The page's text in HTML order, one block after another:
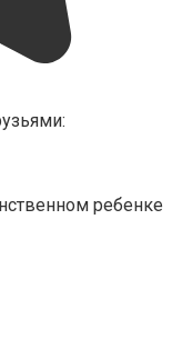
ребенке